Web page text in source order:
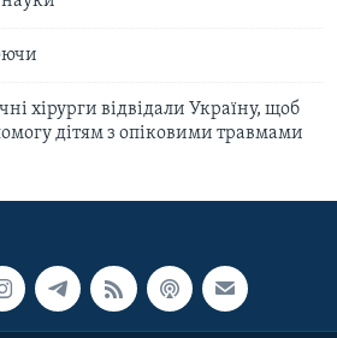
хірурги відвідали Україну, щоб
дітям з опіковими травмами